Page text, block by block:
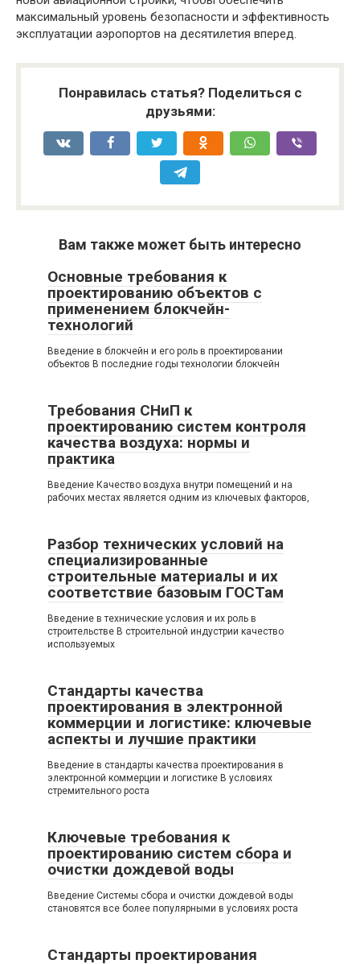
максимальный уровень безопасности и эффективность
эксплуатации аэропортов на десятилетия вперед.
Понравилась статья? Поделиться с
друзьями:
Вам также может быть интересно
Основные требования к
проектированию объектов с
применением блокчейн-
технологий
Введение в блокчейн и его роль в проектировании
объектов В последние годы технологии блокчейн
Требования СНиП к
проектированию систем контроля
качества воздуха: нормы и
практика
Введение Качество воздуха внутри помещений и на
рабочих местах является одним из ключевых факторов,
Разбор технических условий на
специализированные
строительные материалы и их
соответствие базовым ГОСТам
Введение в технические условия и их роль в
строительстве В строительной индустрии качество
используемых
Стандарты качества
проектирования в электронной
коммерции и логистике: ключевые
аспекты и лучшие практики
Введение в стандарты качества проектирования в
электронной коммерции и логистике В условиях
стремительного роста
Ключевые требования к
проектированию систем сбора и
очистки дождевой воды
Введение Системы сбора и очистки дождевой воды
становятся все более популярными в условиях роста
Стандарты проектирования